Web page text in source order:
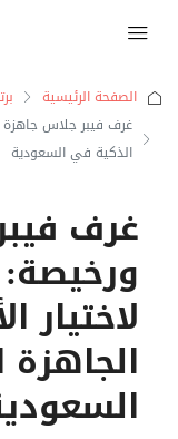
الصفحة الرئيسية
غرف فيبر جلاس جاهزة
الذكية في السعودية
غرف
لاختيار